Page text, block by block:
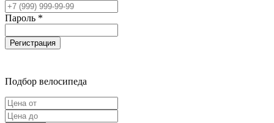
Пароль *
Регистрация
Подбор велосипеда